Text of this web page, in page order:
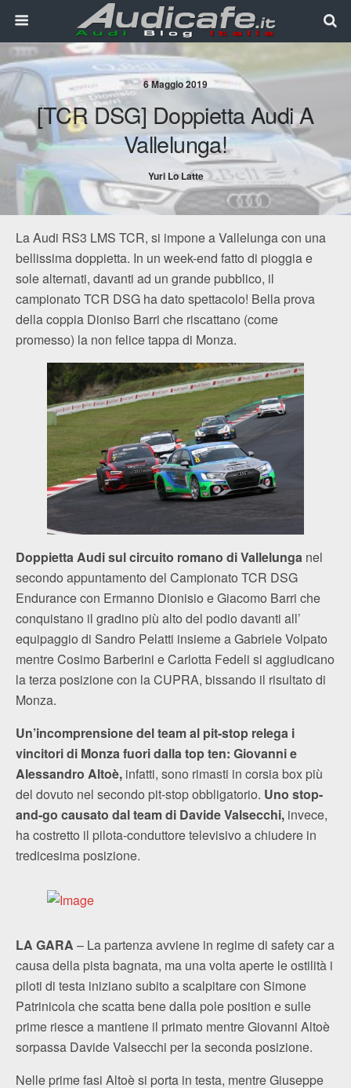
6 Maggio 2019
[TCR DSG] Doppietta Audi A
Vallelunga!
Yuri Lo Latte
La Audi RS3 LMS TCR, si impone a Vallelunga con una
bellissima doppietta. In un week-end fatto di pioggia e
sole alternati, davanti ad un grande pubblico, il
campionato TCR DSG ha dato spettacolo! Bella prova
della coppia Dioniso Barri che riscattano (come
promesso) la non felice tappa di Monza.
Doppietta Audi sul circuito romano di Vallelunga nel
secondo appuntamento del Campionato TCR DSG
Endurance con Ermanno Dionisio e Giacomo Barri che
conquistano il gradino più alto del podio davanti all’
equipaggio di Sandro Pelatti insieme a Gabriele Volpato
mentre Cosimo Barberini e Carlotta Fedeli si aggiudicano
la terza posizione con la CUPRA, bissando il risultato di
Monza.
Un’incomprensione del team al pit-stop relega i
vincitori di Monza fuori dalla top ten: Giovanni e
Alessandro Altoè, infatti, sono rimasti in corsia box più
del dovuto nel secondo pit-stop obbligatorio. Uno stop-
and-go causato dal team di Davide Valsecchi, invece,
ha costretto il pilota-conduttore televisivo a chiudere in
tredicesima posizione.
LA GARA – La partenza avviene in regime di safety car a
causa della pista bagnata, ma una volta aperte le ostilità i
piloti di testa iniziano subito a scalpitare con Simone
Patrinicola che scatta bene dalla pole position e sulle
prime riesce a mantiene il primato mentre Giovanni Altoè
sorpassa Davide Valsecchi per la seconda posizione.
Nelle prime fasi Altoè si porta in testa, mentre Giuseppe